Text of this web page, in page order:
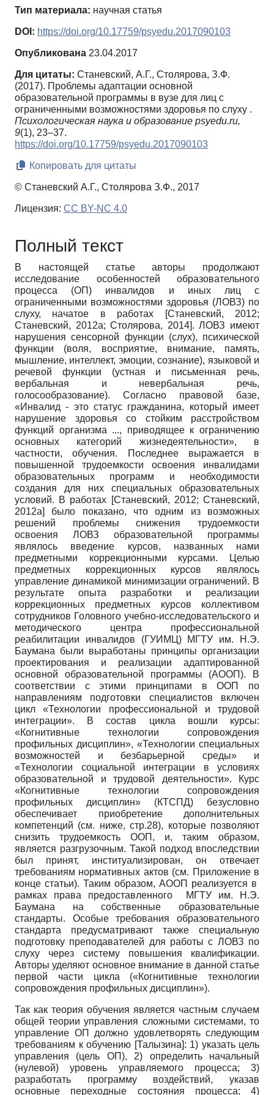
Тип материала: научная статья
DOI: https://doi.org/10.17759/psyedu.2017090103
Опубликована 23.04.2017
Для цитаты: Станевский, А.Г., Столярова, З.Ф.
(2017). Проблемы адаптации основной
образовательной программы в вузе для лиц с
ограниченными возможностями здоровья по слуху .
Психологическая наука и образование psyedu.ru,
9(1), 23–37.
https://doi.org/10.17759/psyedu.2017090103
Копировать для цитаты
© Станевский А.Г., Столярова З.Ф., 2017
Лицензия: CC BY-NC 4.0
Полный текст
В настоящей статье авторы продолжают
исследование особенностей образовательного
процесса (ОП) инвалидов и иных лиц с
ограниченными возможностями здоровья (ЛОВЗ) по
слуху, начатое в работах
[Станевский, 2012;
Станевский, 2012а;Столярова, 2014]. ЛОВЗ имеют
нарушения сенсорной функции (слух), психической
функции (воля, восприятие, внимание, память,
мышление, интеллект, эмоции, сознание), языковой и
речевой функции (устная и письменная речь,
вербальная и невербальная речь,
голосообразование). Согласно правовой базе,
«Инвалид - это статус гражданина, который имеет
нарушение здоровья со стойким расстройством
функций организма ..., приводящее к ограничению
основных категорий жизнедеятельности», в
частности, обучения. Последнее выражается в
повышенной трудоемкости освоения инвалидами
образовательных программ и необходимости
создания для них специальных образовательных
условий. В работах [Станевский, 2012;Станевский,
2012а]
было показано, что одним из возможных
решений проблемы снижения трудоемкости
освоения ЛОВЗ образовательной программы
являлось введение курсов, названных нами
предметными коррекционными курсами. Целью
предметных коррекционных курсов являлось
управление динамикой минимизации ограничений. В
результате опыта разработки и реализации
коррекционных предметных курсов коллективом
сотрудников Головного учебно-исследовательского и
методического центра профессиональной
реабилитации инвалидов (ГУИМЦ) МГТУ им. Н.Э.
Баумана были выработаны принципы организации
проектирования и реализации адаптированной
основной образовательной программы (АООП). В
соответствии с этими принципами в ООП по
направлениям подготовки специалистов включен
цикл «Технологии профессиональной и трудовой
интеграции». В состав цикла вошли курсы:
«Когнитивные технологии сопровождения
профильных дисциплин», «Технологии специальных
возможностей и безбарьерной среды» и
«Технологии социальной интеграции в условиях
образовательной и трудовой деятельности». Курс
«Когнитивные технологии сопровождения
профильных дисциплин» (КТСПД) безусловно
обеспечивает приобретение дополнительных
компетенций (см. ниже, стр.28), которые позволяют
снизить трудоемкость ООП, и, таким образом,
является разгрузочным. Такой подход впоследствии
был принят, институализирован, он отвечает
требованиям нормативных актов (см. Приложение в
конце статьи). Таким образом, АООП реализуется в
рамках права предоставленного МГТУ им. Н.Э.
Баумана на собственные образовательные
стандарты. Особые требования образовательного
стандарта предусматривают также специальную
подготовку преподавателей для работы с ЛОВЗ по
слуху через систему повышения квалификации.
Авторы уделяют основное внимание в данной статье
первой части цикла («Когнитивные технологии
сопровождения профильных дисциплин»).
Так как теория обучения является частным случаем
общей теории управления сложными системами, то
управление ОП должно удовлетворять следующим
требованиям к обучению [Талызина]: 1) указать цель
управления (цель ОП), 2) определить начальный
(нулевой) уровень управляемого процесса; 3)
разработать программу воздействий, указав
основные переходные состояния процесса; 4)